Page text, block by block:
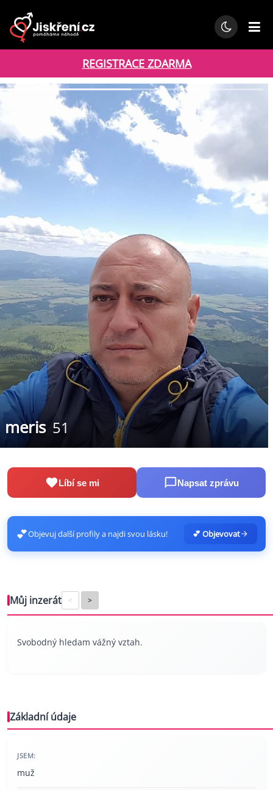
REGISTRACE ZDARMA
meris 51
Líbí se mi Napsat zprávu
💕Objevuj další profily a najdi svou lásku! 💕 Objevovat
Můj inzerát < >
Svobodný hledam vážný vztah.
Základní údaje
JSEM:
muž